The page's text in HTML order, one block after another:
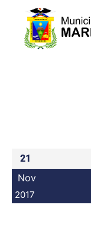
21
Nov
2017